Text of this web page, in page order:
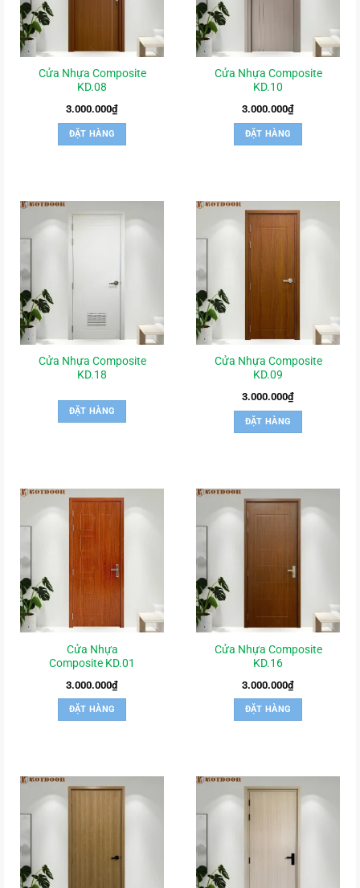
Cửa Nhựa Composite
KD.08
3.000.000₫
ĐẶT HÀNG
Cửa Nhựa Composite
KD.10
3.000.000₫
ĐẶT HÀNG
Cửa Nhựa Composite
KD.18
ĐẶT HÀNG
Cửa Nhựa Composite
KD.09
3.000.000₫
ĐẶT HÀNG
Cửa Nhựa
Composite KD.01
3.000.000₫
ĐẶT HÀNG
Cửa Nhựa Composite
KD.16
3.000.000₫
ĐẶT HÀNG